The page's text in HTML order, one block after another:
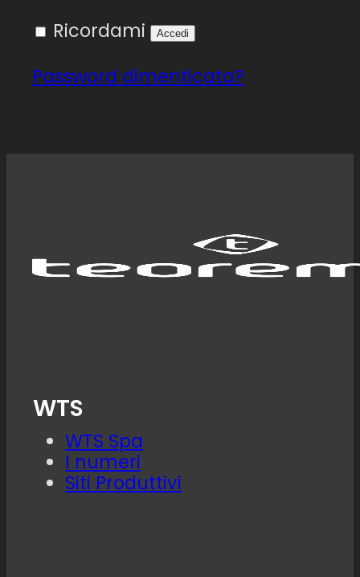
Ricordami
Accedi
Password dimenticata?
WTS
WTS Spa
I numeri
Siti Produttivi